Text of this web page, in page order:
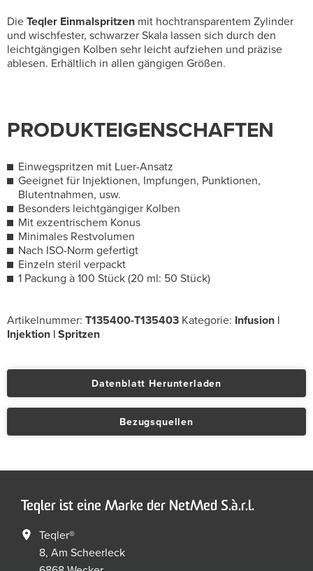
Die Teqler Einmalspritzen mit hochtransparentem Zylinder
und wischfester, schwarzer Skala lassen sich durch den
leichtgängigen Kolben sehr leicht aufziehen und präzise
ablesen. Erhältlich in allen gängigen Größen.
PRODUKTEIGENSCHAFTEN
Einwegspritzen mit Luer-Ansatz
Geeignet für Injektionen, Impfungen, Punktionen,
Blutentnahmen, usw.
Besonders leichtgängiger Kolben
Mit exzentrischem Konus
Minimales Restvolumen
Nach ISO-Norm gefertigt
Einzeln steril verpackt
1 Packung à 100 Stück (20 ml: 50 Stück)
Artikelnummer: T135400-T135403 Kategorie: Infusion |
Injektion | Spritzen
Datenblatt Herunterladen
Bezugsquellen
Teqler ist eine Marke der NetMed S.à.r.l.
Teqler®
8, Am Scheerleck